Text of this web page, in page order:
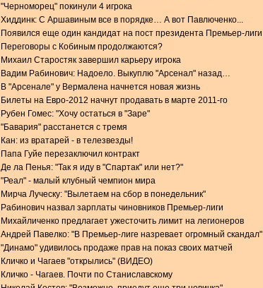
"Черноморец" покинули 4 игрока
Хиддинк: С Аршавиным все в порядке… А вот Павлюченко...
Появился еще один кандидат на пост президента Премьер-лиги
Переговоры с Кобиным продолжаются?
Михаил Старостяк завершил карьеру игрока
Вадим Рабинович: Надоело. Выкуплю "Арсенал" назад…
В "Арсенале" у Вермалена начнется новая жизнь
Билеты на Евро-2012 начнут продавать в марте 2011-го
Рубен Гомес: "Хочу остаться в "Заре"
"Бавария" расстанется с тремя
Кан: из вратарей - в телезвезды!
Папа Гуйе перезаключил контракт
Де ла Пенья: "Так я иду в "Спартак" или нет?"
"Реал" - малый клубный чемпион мира
Мирча Луческу: "Вылетаем на сбор в понедельник"
Рабинович назвал зарплаты чиновников Премьер-лиги
Михайличенко предлагает ужесточить лимит на легионеров
Андрей Павелко: "В Премьер-лиге назревает огромный скандал"
"Динамо" удивилось продаже прав на показ своих матчей
Кличко и Чагаев "открылись" (ВИДЕО)
Кличко - Чагаев. Почти по Станиславскому